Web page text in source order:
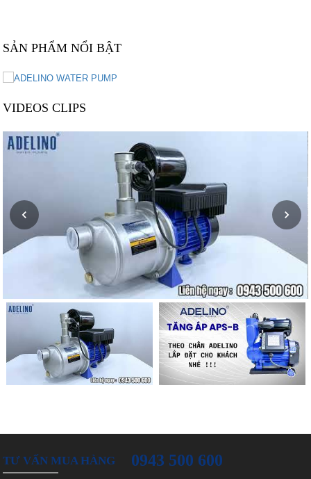
SẢN PHẨM NỔI BẬT
VIDEOS CLIPS
TƯ VẤN MUA HÀNG 0943 500 600